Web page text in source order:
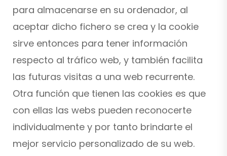
para almacenarse en su ordenador, al
aceptar dicho fichero se crea y la cookie
sirve entonces para tener información
respecto al tráfico web, y también facilita
las futuras visitas a una web recurrente.
Otra función que tienen las cookies es que
con ellas las webs pueden reconocerte
individualmente y por tanto brindarte el
mejor servicio personalizado de su web.